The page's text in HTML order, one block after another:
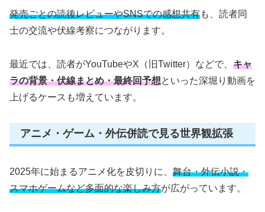
発売ごとの読後レビューやSNSでの感想共有も、読者同
士の交流や伏線考察につながります。
最近では、読者がYouTubeやX（旧Twitter）などで、 キャ
ラの背景・伏線まとめ・最終回予想といった深堀り動画を
上げるケースも増えています。
アニメ・ゲーム・外伝併読で見る世界観拡張
2025年に始まるアニメ化を皮切りに、 舞台・外伝小説・
スマホゲームなど多面的な楽しみ方が広がっています。